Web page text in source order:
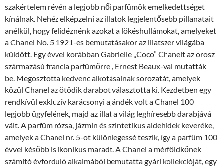
szakértelem révén a legjobb női parfümök emelkedettséget
kínálnak. Nehéz elképzelni az illatok legjelentősebb pillanatait
anélkül, hogy felidéznénk azokat a lökéshullámokat, amelyeket
a Chanel No. 5 1921-es bemutatásakor az illatszer világába
küldött. Egy évvel korábban Gabrielle „Coco” Chanelt az orosz
származású francia parfümőrrel, Ernest Beaux-val mutatták
be. Megosztotta kedvenc alkotásainak sorozatát, amelyek
közül Chanel az ötödik darabot választotta ki. Kezdetben egy
rendkívül exkluzív karácsonyi ajándék volt a Chanel 100
legjobb ügyfelének, majd az illat a világ leghíresebb darabjává
vált. A parfüm rózsa, jázmin és szintetikus aldehidek keveréke,
amelyek a Chanel nr. 5-ot különlegessé teszik, így a parfüm 100
évvel később is ikonikus maradt. A Chanel a mérföldkőnek
számító évforduló alkalmából bemutatta gyári kollekcióját, egy